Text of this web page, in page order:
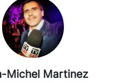
Michel Martinez